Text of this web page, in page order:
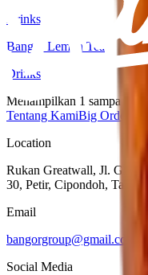
Drinks
Bangor Lemon Tea
Drinks
Menampilkan 1 sampai
Tentang KamiBig Order
Location
Rukan Greatwall, Jl.
30, Petir, Cipondoh,
Email
bangorgroup@gmail.com
Social Media